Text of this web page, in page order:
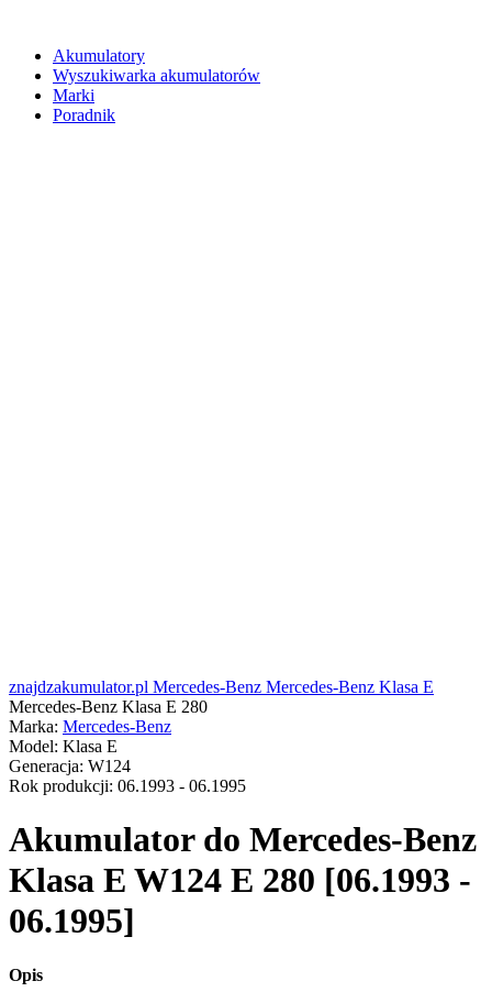
Akumulatory
Wyszukiwarka akumulatorów
Marki
Poradnik
znajdzakumulator.pl Mercedes-Benz Mercedes-Benz Klasa E
Mercedes-Benz Klasa E 280
Marka: Mercedes-Benz
Model: Klasa E
Generacja: W124
Rok produkcji: 06.1993 - 06.1995
Akumulator do Mercedes-Benz
Klasa E W124 E 280 [06.1993 -
06.1995]
Opis